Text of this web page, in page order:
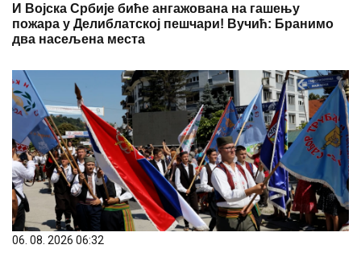
И Војска Србије биће ангажована на гашењу
пожара у Делиблатској пешчари! Вучић: Бранимо
два насељена места
06. 08. 2026 06:32